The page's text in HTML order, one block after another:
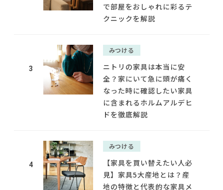
で部屋をおしゃれに彩るテ
クニックを解説
3
みつける
ニトリの家具は本当に安
全？家にいて急に頭が痛く
なった時に確認したい家具
に含まれるホルムアルデヒ
ドを徹底解説
4
みつける
【家具を買い替えたい人必
見】家具5大産地とは？産
地の特徴と代表的な家具メ